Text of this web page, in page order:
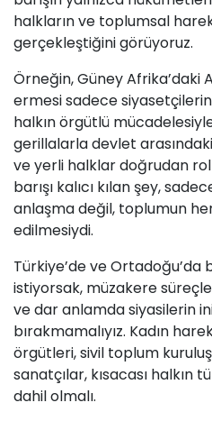
halkların ve toplumsal
gerçekleştiğini görüyoruz.
Örneğin, Güney Afrika’daki
ermesi sadece
halkın örgütlü
gerillalarla devlet
ve yerli halklar doğrudan rol
barışı kalıcı kılan şey,
anlaşma değil, toplumun
edilmesiydi.
Türkiye’de ve Ortadoğu’da
istiyorsak, müzakere
ve dar anlamda siyasilerin
bırakmamalıyız. Kadın
örgütleri, sivil toplum
sanatçılar, kısacası halkın
dahil olmalı.